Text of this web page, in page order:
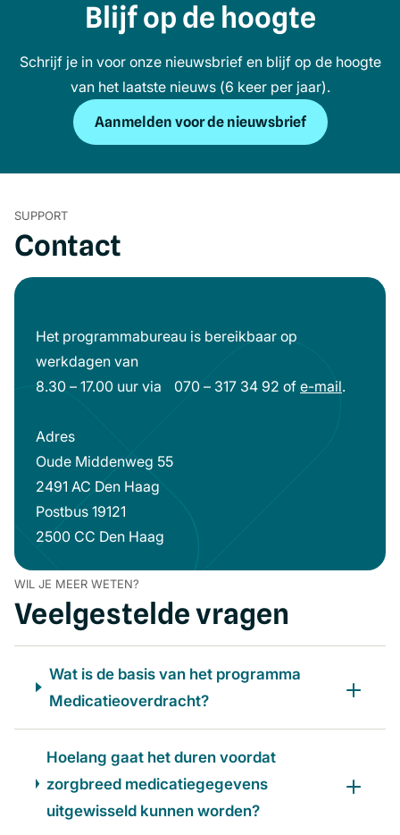
Blijf op de hoogte
Schrijf je in voor onze nieuwsbrief en blijf op de hoogte
van het laatste nieuws (6 keer per jaar).
Aanmelden voor de nieuwsbrief
SUPPORT
Contact
Het programmabureau is bereikbaar op
werkdagen van
8.30 – 17.00 uur via 070 – 317 34 92 of e-mail(opent
.
Adres
Oude Middenweg 55
2491 AC Den Haag
Postbus 19121
2500 CC Den Haag
WIL JE MEER WETEN?
Veelgestelde vragen
Wat is de basis van het programma
Medicatieoverdracht?
Hoelang gaat het duren voordat
zorgbreed medicatiegegevens
uitgewisseld kunnen worden?